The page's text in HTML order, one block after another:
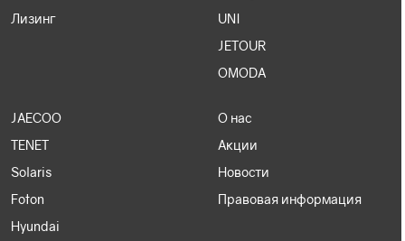
Лизинг
UNI
JETOUR
OMODA
JAECOO
TENET
Solaris
Foton
Hyundai
О нас
Акции
Новости
Правовая информация